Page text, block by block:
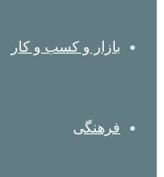
بازار و کسب و کار
فرهنگی